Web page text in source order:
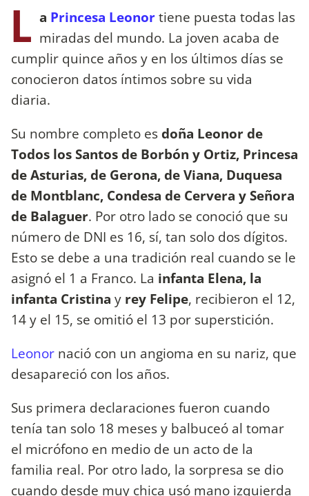
L a Princesa Leonortiene puesta todas las
miradas del mundo. La joven acaba de
cumplir quince años y en los últimos días se
conocieron datos íntimos sobre su vida
diaria.
Su nombre completo esdoña Leonor de
Todos los Santos de Borbón y Ortiz, Princesa
de Asturias, de Gerona, de Viana, Duquesa
de Montblanc, Condesa de Cervera y Señora
de Balaguer. Por otro lado se conoció que su
número de DNI es 16, sí, tan solo dos dígitos.
Esto se debe a una tradición real cuando se le
asignó el 1 a Franco. La infanta Elena, la
infanta Cristina y rey Felipe, recibieron el 12,
14 y el 15, se omitió el 13 por superstición.
Leonor nació con un angioma en su nariz, que
desapareció con los años.
Sus primera declaraciones fueron cuando
tenía tan solo 18 meses y balbuceó al tomar
el micrófono en medio de un acto de la
familia real. Por otro lado, la sorpresa se dio
cuando desde muy chica usó mano izquierda